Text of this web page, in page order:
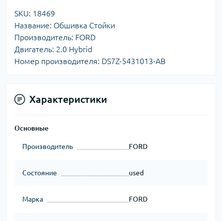
SKU: 18469
Название: Обшивка Стойки
Производитель: FORD
Двигатель: 2.0 Hybrid
Номер производителя: DS7Z-5431013-AB
Характеристики
Основные
Производитель FORD
Состояние used
Марка FORD